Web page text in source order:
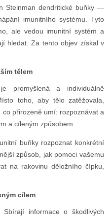
Steinman dendritické buňky —
imunitního systému. Tyto
ale vedou imunitní systém a
hledat. Za tento objev získal v
tělem
promyšlená a individuálně
toho, aby tělo zatěžovala,
přirozeně umí: rozpoznávat a
a cíleným způsobem.
buňky rozpoznat konkrétní
způsob, jak pomoci vašemu
na rakovinu děložního čípku,
cílem
informace o škodlivých